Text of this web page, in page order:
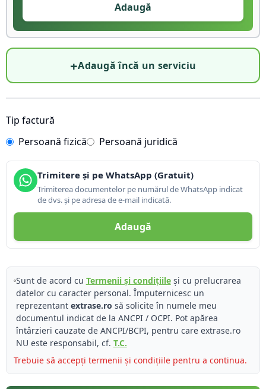
Adaugă
+Adaugă încă un serviciu
Tip factură
Persoană fizică
Persoană juridică
Trimitere și pe WhatsApp (Gratuit)
Trimiterea documentelor pe numărul de WhatsApp indicat
de dvs. și pe adresa de e-mail indicată.
Adaugă
Sunt de acord cu Termenii și condițiileși cu prelucrarea
datelor cu caracter personal. Împuternicesc un
reprezentant extrase.ro să solicite în numele meu
documentul indicat de la ANCPI / OCPI. Pot apărea
întârzieri cauzate de ANCPI/BCPI, pentru care extrase.ro
NU este responsabil, cf. T.C.
Trebuie să accepți termenii și condițiile pentru a continua.